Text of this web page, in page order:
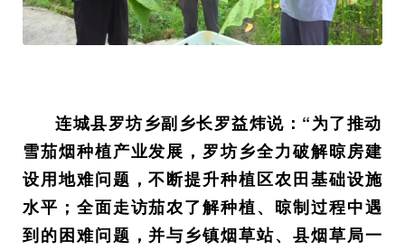
连城县罗坊乡副乡长罗益炜说：“为了推动
雪茄烟种植产业发展，罗坊乡全力破解晾房建
设用地难问题，不断提升种植区农田基础设施
水平；全面走访茄农了解种植、晾制过程中遇
到的困难问题，并与乡镇烟草站、县烟草局一